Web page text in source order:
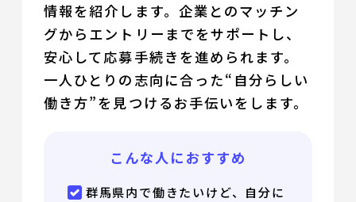
情報を紹介します。企業とのマッチン
グからエントリーまでをサポートし、
安心して応募手続きを進められます。
一人ひとりの志向に合った“自分らしい
働き方”を見つけるお手伝いをします。
こんな人におすすめ
群馬県内で働きたいけど、自分に